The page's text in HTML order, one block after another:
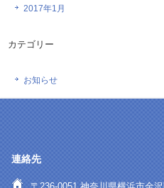
2017年1月
カテゴリー
お知らせ
連絡先